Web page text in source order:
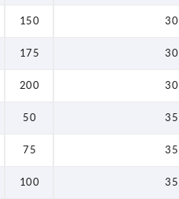
150 30
175 30
200 30
50 35
75 35
100 35